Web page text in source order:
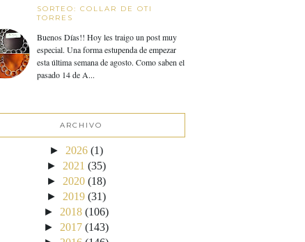
SORTEO: COLLAR DE OTI
TORRES
Buenos Días!! Hoy les traigo un post muy
especial. Una forma estupenda de empezar
esta última semana de agosto. Como saben el
pasado 14 de A...
ARCHIVO
► 2026 (1)
► 2021 (35)
► 2020 (18)
► 2019 (31)
► 2018 (106)
► 2017 (143)